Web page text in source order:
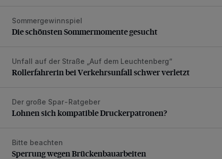
Die schönsten Sommermomente gesucht
Sommergewinnspiel
Die schönsten Sommermomente gesucht
Rollerfahrerin bei Verkehrsunfall schwer verletzt
Unfall auf der Straße „Auf dem Leuchtenberg“
Rollerfahrerin bei Verkehrsunfall schwer verletzt
Lohnen sich kompatible Druckerpatronen?
Der große Spar-Ratgeber
Lohnen sich kompatible Druckerpatronen?
Sperrung wegen Brückenbauarbeiten
Bitte beachten
Sperrung wegen Brückenbauarbeiten